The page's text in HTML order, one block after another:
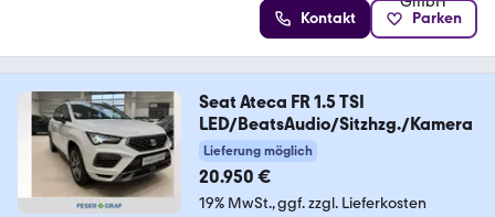
Kontakt Parken
Seat Ateca FR 1.5 TSI
LED/BeatsAudio/Sitzhzg./Kamera
Lieferung möglich
20.950 €
19% MwSt. ggf. zzgl. Lieferkosten